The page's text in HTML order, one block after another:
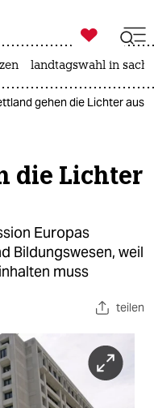

taz zahl ich
landtagswahl in
gehen die Lichter aus
die Lichter
Europas
Bildungswesen, weil
muss
teilen